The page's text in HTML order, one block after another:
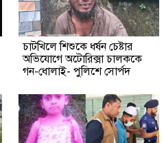
চাটখিলে শিশুকে ধর্ষন চেষ্টার
অভিযোগে অটোরিক্সা চালককে
গন-ধোলাই- পুলিশে সোর্পদ